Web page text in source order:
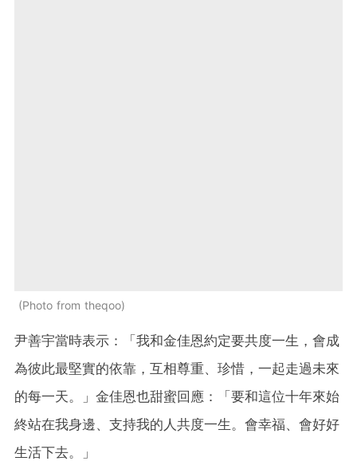
Photo from theqoo
尹善宇當時表示：「我和金佳恩約定要共度一生，會成
為彼此最堅實的依靠，互相尊重、珍惜，一起走過未來
的每一天。」金佳恩也甜蜜回應：「要和這位十年來始
終站在我身邊、支持我的人共度一生。會幸福、會好好
生活下去。」